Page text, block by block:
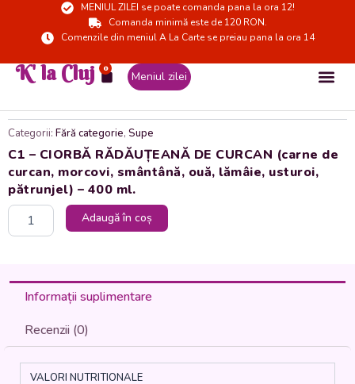
MENIUL ZILEI se poate comanda pana la ora 12!
Comanda minimă este de 120 RON.
Comenzile din meniul A La Carte se preiau pana la ora 14
K' la Cluj 0
Cart Meniul zilei
Categorii: Fără categorie, Supe
C1 – CIORBĂ RĂDĂUȚEANĂ DE CURCAN (carne de
curcan, morcovi, smântână, ouă, lămâie, usturoi,
pătrunjel) – 400 ml.
Cantitate
(carne
morcovi,
Adaugă în coș
Informații suplimentare
Recenzii (0)
VALORI NUTRITIONALE